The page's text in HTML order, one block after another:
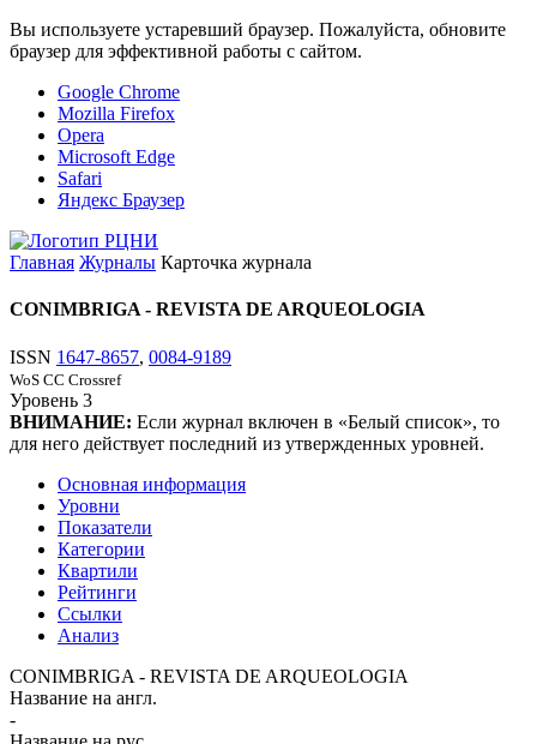
Вы используете устаревший браузер. Пожалуйста, обновите
браузер для эффективной работы с сайтом.
Google Chrome
Mozilla Firefox
Opera
Microsoft Edge
Safari
Яндекс Браузер
Главная Журналы Карточка журнала
CONIMBRIGA - REVISTA DE ARQUEOLOGIA
ISSN 1647-8657, 0084-9189
WoS CC Crossref
Уровень 3
ВНИМАНИЕ: Если журнал включен в «Белый список», то
для него действует последний из утвержденных уровней.
Основная информация
Уровни
Показатели
Категории
Квартили
Рейтинги
Ссылки
Анализ
CONIMBRIGA - REVISTA DE ARQUEOLOGIA
Название на англ.
-